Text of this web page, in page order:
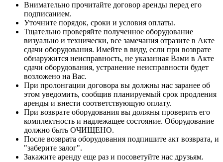
Внимательно прочитайте договор аренды перед его
подписанием.
Уточните порядок, сроки и условия оплаты.
Тщательно проверяйте полученное оборудование
визуально и технически, все замечания отразите в Акте
сдачи оборудования. Имейте в виду, если при возврате
обнаружится неисправность, не указанная Вами в Акте
сдачи оборудования, устранение неисправности будет
возложено на Вас.
При пролонгации договора вы должны нас заранее об
этом уведомить, сообщив планируемый срок продления
аренды и внести соответствующую оплату.
При возврате оборудования вы должны проверить его
комплектность и надлежащее состояние. Оборудование
должно быть ОЧИЩЕНО.
После возврата оборудования подпишите акт возврата, и
"заберите залог".
Закажите аренду еще раз и посоветуйте нас друзьям.